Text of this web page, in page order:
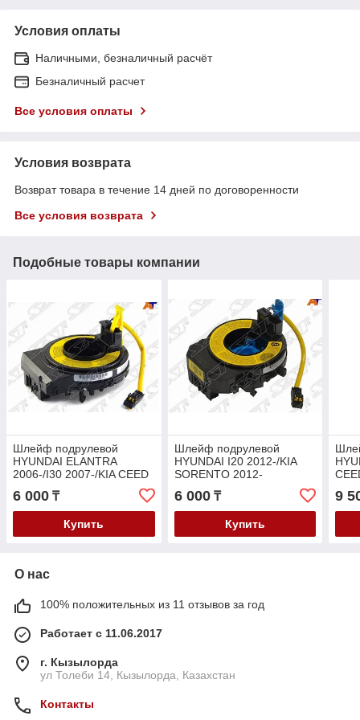
Условия оплаты
Наличными, безналичный расчёт
Безналичный расчет
Все условия оплаты
Условия возврата
Возврат товара в течение 14 дней по договоренности
Все условия возврата
Подобные товары компании
Шлейф подрулевой
HYUNDAI ELANTRA
2006-/I30 2007-/KIA CEED
6 000 ₸
Купить
Шлейф подрулевой
HYUNDAI I20 2012-/KIA
SORENTO 2012-
6 000₸
Купить
9
О нас
100% положительных из 11 отзывов за год
Работает с 11.06.2017
г. Кызылорда
ул Толеби 14, Кызылорда, Казахстан
Контакты